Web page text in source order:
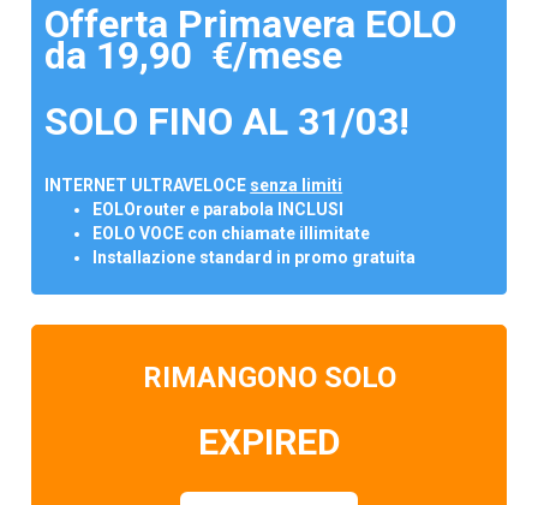
Offerta Primavera EOLO
da 19,90 €/mese
SOLO FINO AL 31/03!
INTERNET ULTRAVELOCE senza limiti
EOLOrouter e parabola INCLUSI
EOLO VOCE con chiamate illimitate
Installazione standard in promo gratuita
RIMANGONO SOLO
EXPIRED